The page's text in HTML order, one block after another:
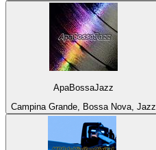
ApaBossaJazz
Campina Grande, Bossa Nova, Jazz